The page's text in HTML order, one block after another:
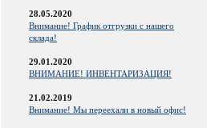
28.05.2020
Внимание! График отгрузки с нашего
склада!
29.01.2020
ВНИМАНИЕ! ИНВЕНТАРИЗАЦИЯ!
21.02.2019
Внимание! Мы переехали в новый офис!